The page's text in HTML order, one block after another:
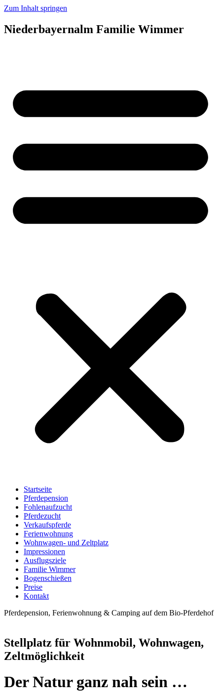
Zum Inhalt springen
Niederbayernalm Familie Wimmer
Startseite
Pferdepension
Fohlenaufzucht
Pferdezucht
Verkaufspferde
Ferienwohnung
Wohnwagen- und Zeltplatz
Impressionen
Ausflugsziele
Familie Wimmer
Bogenschießen
Preise
Kontakt
Pferdepension, Ferienwohnung & Camping auf dem Bio-Pferdehof
Stellplatz für Wohnmobil, Wohnwagen,
Zeltmöglichkeit
Der Natur ganz nah sein …